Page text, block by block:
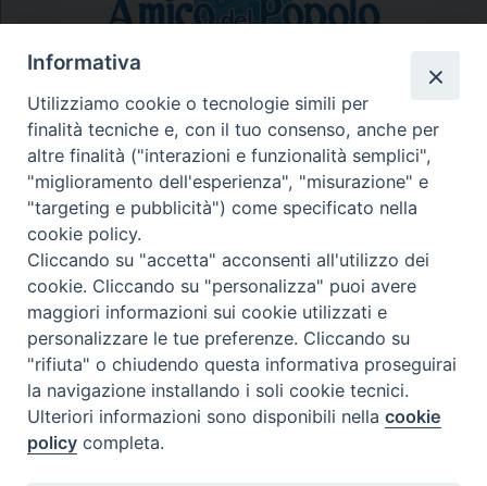
N.7/8 LUGLIO AGOSTO
N. 6 GIUGNO 2026
N°5 MAGGIO 2026
N° 4 APRILE 2026
Informativa
Utilizziamo cookie o tecnologie simili per
finalità tecniche e, con il tuo consenso, anche per
altre finalità ("interazioni e funzionalità semplici",
"miglioramento dell'esperienza", "misurazione" e
"targeting e pubblicità") come specificato nella
cookie policy.
Cliccando su "accetta" acconsenti all'utilizzo dei
cookie. Cliccando su "personalizza" puoi avere
maggiori informazioni sui cookie utilizzati e
personalizzare le tue preferenze. Cliccando su
"rifiuta" o chiudendo questa informativa proseguirai
la navigazione installando i soli cookie tecnici.
Ulteriori informazioni sono disponibili nellacookie
policy completa.